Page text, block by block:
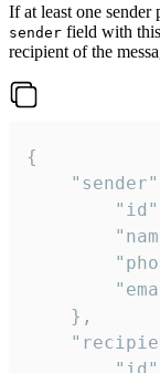
If at least one sender
sender field with
recipient of the
{